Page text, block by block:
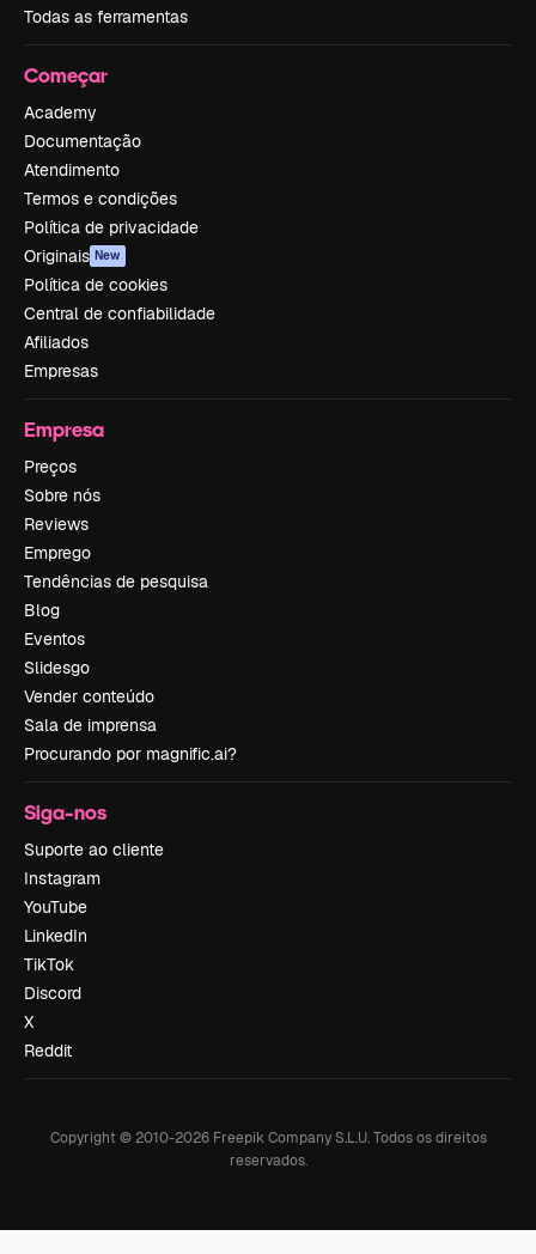
Todas as ferramentas
Começar
Academy
Documentação
Atendimento
Termos e condições
Política de privacidade
Originais New
Política de cookies
Central de confiabilidade
Afiliados
Empresas
Empresa
Preços
Sobre nós
Reviews
Emprego
Tendências de pesquisa
Blog
Eventos
Slidesgo
Vender conteúdo
Sala de imprensa
Procurando por magnific.ai?
Siga-nos
Suporte ao cliente
Instagram
YouTube
LinkedIn
TikTok
Discord
X
Reddit
Copyright © 2010-2026Freepik Company S.L.U. Todos os direitos
reservados.